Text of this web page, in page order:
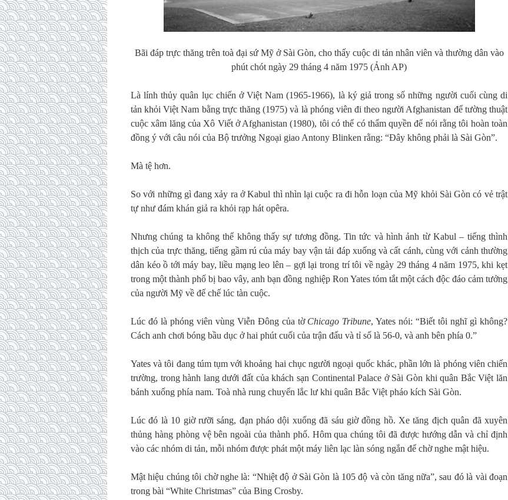
Bãi đáp trực thăng trên toà đại sứ Mỹ ở Sài Gòn, cho thấy cuộc di tản nhân viên và thường dân vào
phút chót ngày 29 tháng 4 năm 1975 (Ảnh AP)
Là lính thủy quân lục chiến ở Việt Nam (1965-1966), là ký giả trong số những người cuối cùng di
tản khỏi Việt Nam bằng trực thăng (1975) và là phóng viên đi theo người Afghanistan để tường thuật
cuộc xâm lăng của Xô Viết ở Afghanistan (1980), tôi có thể có thẩm quyền để nói rằng tôi hoàn toàn
đồng ý với câu nói của Bộ trưởng Ngoại giao Antony Blinken rằng: “Đây không phải là Sài Gòn”.
Mà tệ hơn.
So với những gì đang xảy ra ở Kabul thì nhìn lại cuộc ra đi hỗn loạn của Mỹ khỏi Sài Gòn có vẻ trật
tự như đám khán giả ra khỏi rạp hát opêra.
Nhưng chúng ta không thể không thấy sự tương đồng. Tin tức và hình ảnh từ Kabul – tiếng thình
thịch của trực thăng, tiếng gầm rú của máy bay vận tải đáp xuống và cất cánh, cùng với cảnh thường
dân kéo ồ tới máy bay, liều mạng leo lên – gợi lại trong trí tôi về ngày 29 tháng 4 năm 1975, khi kẹt
trong một thành phố bị bao vây, anh bạn đồng nghiệp Ron Yates tóm tắt một cách độc đáo cảm tưởng
của người Mỹ về đế chế lúc tàn cuộc.
Lúc đó là phóng viên vùng Viễn Đông của tờ Chicago Tribune, Yates nói: “Biết tôi nghĩ gì không?
Cách anh chơi bóng bầu dục ở hai phút cuối của trận đấu và tỉ số là 56-0, và anh bên phía 0.”
Yates và tôi đang túm tụm với khoảng hai chục người ngoại quốc khác, phần lớn là phóng viên chiến
trường, trong hành lang dưới đất của khách sạn Continental Palace ở Sài Gòn khi quân Bắc Việt lăn
bánh xuống phía nam. Toà nhà rung chuyển lắc lư khi quân Bắc Việt pháo kích Sài Gòn.
Lúc đó là 10 giờ rưỡi sáng, đạn pháo dội xuống đã sáu giờ đồng hồ. Xe tăng địch quân đã xuyên
thủng hàng phòng vệ bên ngoài của thành phố. Hôm qua chúng tôi đã được hướng dẫn và chỉ định
vào các nhóm di tản, mỗi nhóm được phát một máy liên lạc làn sóng ngắn để chờ nghe mật hiệu.
Mật hiệu chúng tôi chờ nghe là: “Nhiệt độ ở Sài Gòn là 105 độ và còn tăng nữa”, sau đó là vài đoạn
trong bài “White Christmas” của Bing Crosby.